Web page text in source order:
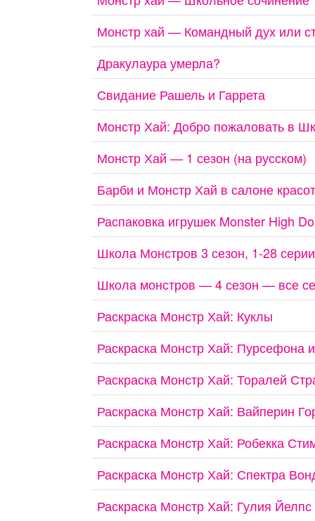
Монстр хай — Командный дух или
Дракулаура умерла?
Свидание Рашель и Гаррета
Монстр Хай: Добро пожаловать в
Монстр Хай — 1 сезон (на русском)
Барби и Монстр Хай в салоне
Распаковка игрушек Monster High
Школа Монстров 3 сезон, 1-28
Школа монстров — 4 сезон — все
Раскраска Монстр Хай: Куклы
Раскраска Монстр Хай: Пурсефона
Раскраска Монстр Хай: Торалей
Раскраска Монстр Хай: Вайперин
Раскраска Монстр Хай: Робекка
Раскраска Монстр Хай: Спектра
Раскраска Монстр Хай: Гулия Йелпс